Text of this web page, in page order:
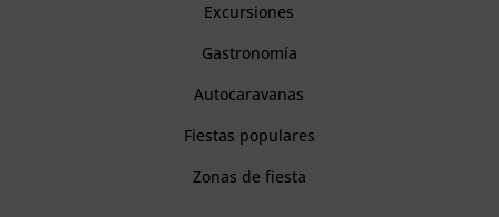
Excursiones
Gastronomía
Autocaravanas
Fiestas populares
Zonas de fiesta